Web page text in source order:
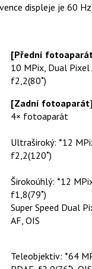
displeje je 60
[Přední
10 MPix, Dual Pixel
f2,2(80˚)
[Zadní fotoaparát]
4× fotoaparát
Ultraširoký: *12
f2,2(120˚)
Širokoúhlý: *12
f1,8(79˚)
Super Speed Dual
AF, OIS
Teleobjektiv: *64